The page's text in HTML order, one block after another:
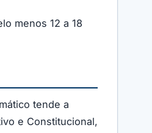
menos 12 a 18
tende a
e Constitucional,